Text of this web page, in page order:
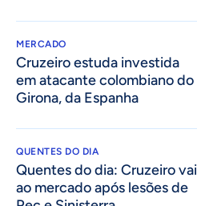
MERCADO
Cruzeiro estuda investida
em atacante colombiano do
Girona, da Espanha
QUENTES DO DIA
Quentes do dia: Cruzeiro vai
ao mercado após lesões de